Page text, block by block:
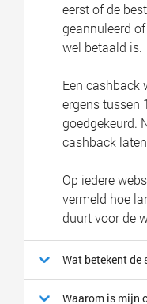
eerst of de
geannuleerd
wel betaald is.
Een cashback
ergens tussen
goedgekeurd.
cashback
Op iedere
vermeld hoe
duurt voor de
Wat betekent de
Waarom is mijn